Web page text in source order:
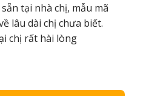
tại nhà chị, mẫu mã
lâu dài chị chưa biết.
chị rất hài lòng